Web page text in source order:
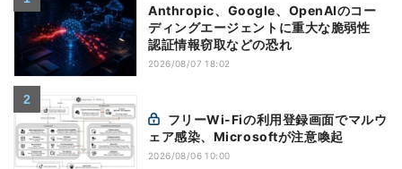
Anthropic、Google、OpenAIのコー
ディングエージェントに重大な脆弱性
認証情報窃取などの恐れ
2026/08/07 18:02
ェア感染、Microsoftが注意喚起
2026/08/06 10:00